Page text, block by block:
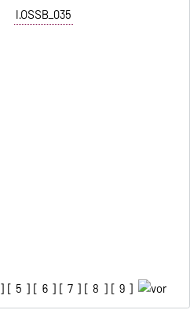
I.OSSB_035
] [ 5 ] [ 6 ] [ 7 ] [ 8 ] [ 9 ]